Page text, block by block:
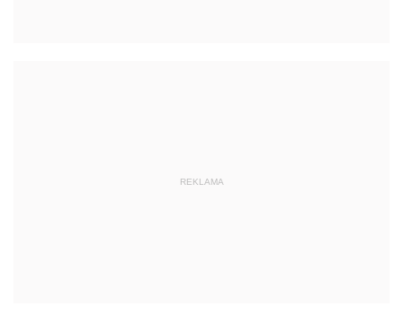
REKLAMA